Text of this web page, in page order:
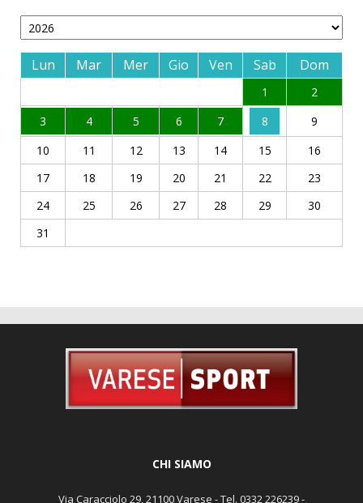
Lun Mar Mer Gio Ven Sab Dom
1
2
3
4 5 6 7 8
9
10
11 12 13 14 15
16
17
18 19 20 21 22
23
24
25 26 27 28 29
30
31
CHI SIAMO
Via Caracciolo 29, 21100 Varese - Tel. 0332 226239 -